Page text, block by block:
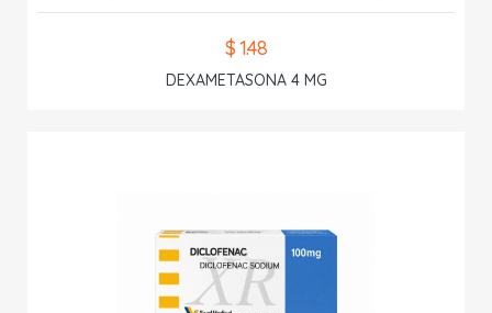
$ 1.48
DEXAMETASONA 4 MG